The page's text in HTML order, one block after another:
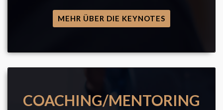
MEHR ÜBER DIE KEYNOTES
COACHING/MENTORING